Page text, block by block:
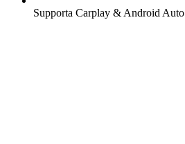
Supporta Carplay & Android Auto